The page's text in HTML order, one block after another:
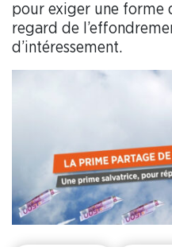
pour exiger une forme
regard de
d’intéressement.